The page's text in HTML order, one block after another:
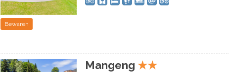
Bewaren
Mangeng ★★